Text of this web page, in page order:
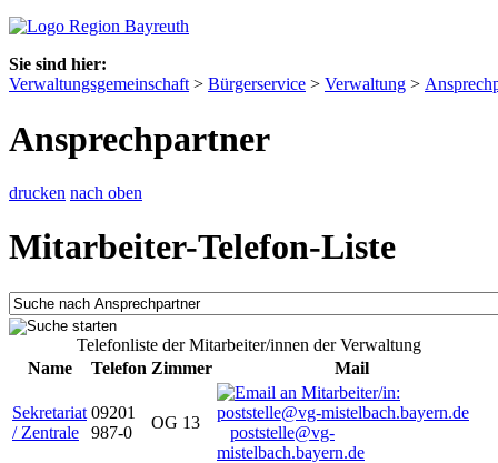
Sie sind hier:
Verwaltungsgemeinschaft > Bürgerservice > Verwaltung >
Ansprechpartner
drucken nach oben
Mitarbeiter-Telefon-Liste
Telefonliste der Mitarbeiter/innen der Verwaltung
Name
Telefon Zimmer Mail
Sekretariat
/ Zentrale
09201
987-0
OG 13
poststelle@vg-
mistelbach.bayern.de